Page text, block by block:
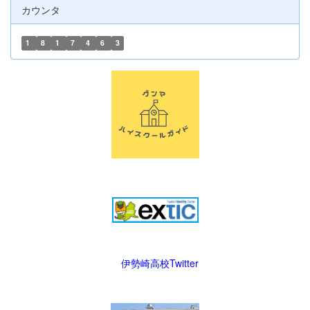
カウンタ
1 8 1 7 4 6 3
伊勢崎高校Twitter